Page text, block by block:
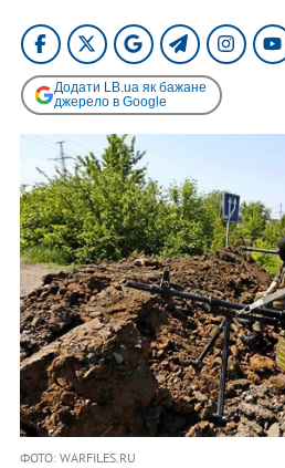
Додати LB.ua як бажане
джерело в Google
ФОТО: WARFILES.RU